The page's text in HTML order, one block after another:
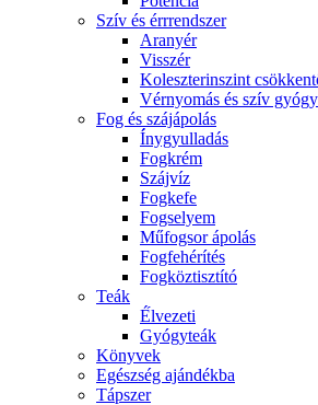
Szív és érrrendszer
Aranyér
Visszér
Koleszterinszint
Vérnyomás és szív
Fog és szájápolás
Í́nygyulladás
Fogkrém
Szájvíz
Fogkefe
Fogselyem
Műfogsor ápolás
Fogfehérítés
Fogköztisztító
Teák
É́lvezeti
Gyógyteák
Könyvek
Egészség ajándékba
Tápszer